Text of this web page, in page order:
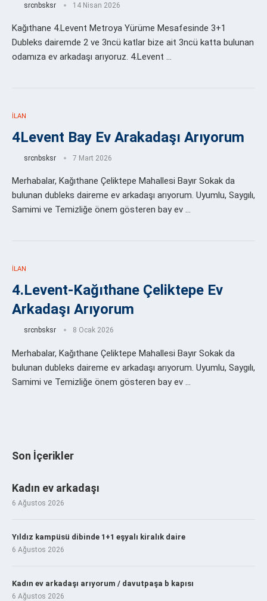
srcnbsksr 14 Nisan 2026
Kağıthane 4.Levent Metroya Yürüme Mesafesinde 3+1
Dubleks dairemde 2 ve 3ncü katlar bize ait 3ncü katta bulunan
odamıza ev arkadaşı arıyoruz. 4.Levent …
İLAN
4Levent Bay Ev Arakadaşı Arıyorum
srcnbsksr 7 Mart 2026
Merhabalar, Kağıthane Çeliktepe Mahallesi Bayır Sokak da
bulunan dubleks daireme ev arkadaşı arıyorum. Uyumlu, Saygılı,
Samimi ve Temizliğe önem gösteren bay ev …
İLAN
4.Levent-Kağıthane Çeliktepe Ev
Arkadaşı Arıyorum
srcnbsksr 8 Ocak 2026
Merhabalar, Kağıthane Çeliktepe Mahallesi Bayır Sokak da
bulunan dubleks daireme ev arkadaşı arıyorum. Uyumlu, Saygılı,
Samimi ve Temizliğe önem gösteren bay ev …
Son İçerikler
Kadın ev arkadaşı
6 Ağustos 2026
Yıldız kampüsü dibinde 1+1 eşyalı kiralık daire
6 Ağustos 2026
Kadın ev arkadaşı arıyorum / davutpaşa b kapısı
6 Ağustos 2026